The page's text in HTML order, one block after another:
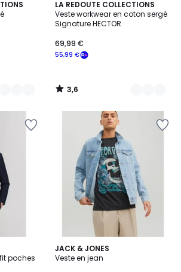
LA REDOUTE COLLECTIONS
Veste workwear en coton sergé
Signature HECTOR
55,99 €
69,99 €
3,6
/ 5
3
Couleurs
3,6
/
poches
JACK & JONES
Veste en jean
5
/